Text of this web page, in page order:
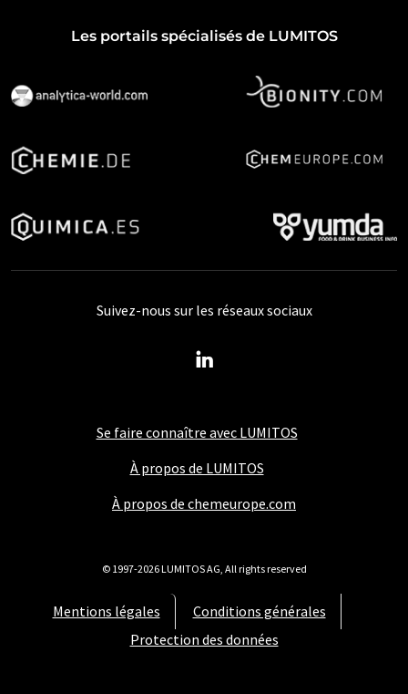
Les portails spécialisés de LUMITOS
Se faire connaître avec LUMITOS
À propos de LUMITOS
À propos de chemeurope.com
Mentions légales
Conditions générales
Protection des données
Suivez-nous sur les réseaux sociaux
© 1997-2026 LUMITOS AG, All rights reserved